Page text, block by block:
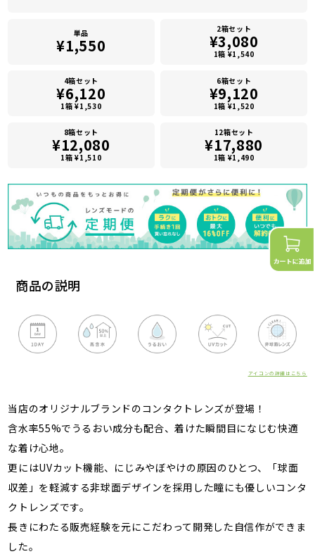
商品の説明
アイコンの詳細はこちら
当店のオリジナルブランドのコンタクトレンズが登場！
含水率55%でうるおい成分も配合、着けた瞬間目になじむ快適
な着け心地。
更にはUVカット機能、にじみやぼやけの原因のひとつ、「球面
収差」を軽減する非球面デザインを採用した瞳にも優しいコンタ
クトレンズです。
長きにわたる販売経験を元にこだわって開発した自信作ができま
した。
単品
¥1,550
2箱セット
¥3,080
1箱 ¥1,540
4箱セット
¥6,120
1箱 ¥1,530
6箱セット
¥9,120
1箱 ¥1,520
8箱セット
¥12,080
1箱 ¥1,510
12箱セット
¥17,880
1箱 ¥1,490